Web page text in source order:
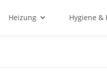
Heizung Hygiene &